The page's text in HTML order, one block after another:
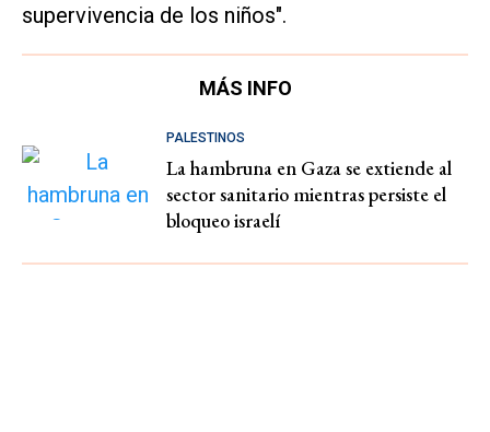
supervivencia de los niños".
MÁS INFO
PALESTINOS
La hambruna en Gaza se extiende al
sector sanitario mientras persiste el
bloqueo israelí